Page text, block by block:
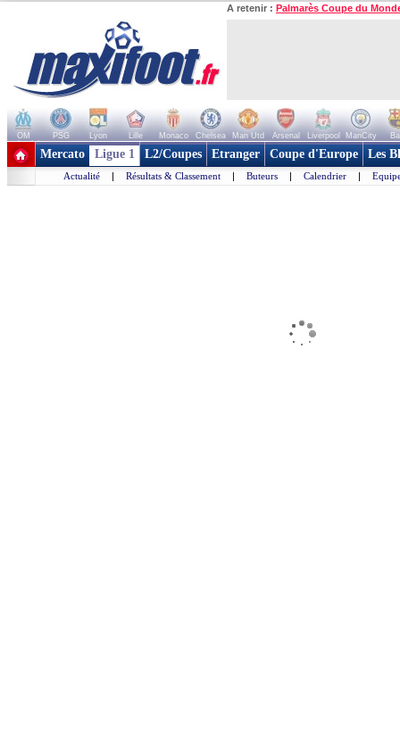
A retenir : Palmarès Coupe du
OM PSG Lyon Lille Monaco Chelsea Man Utd Arsenal Liverpool ManCity
+ de clubs
Mercato Ligue 1 L2/Coupes Etranger Coupe d'Europe Les
Actualité | Résultats & Classement | Buteurs | Calendrier |